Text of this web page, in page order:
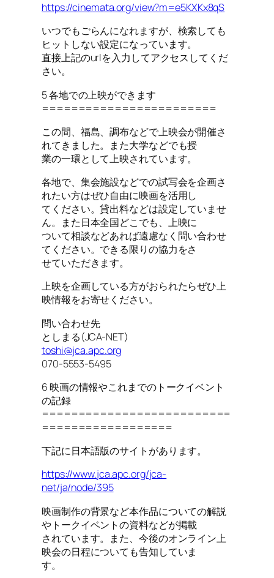
https://cinemata.org/view?m=e5KXKx8qS
いつでもごらんになれますが、検索しても
ヒットしない設定になっています。
直接上記のurlを入力してアクセスしてくだ
さい。
5 各地での上映ができます
========================
この間、福島、調布などで上映会が開催さ
れてきました。また大学などでも授
業の一環として上映されています。
各地で、集会施設などでの試写会を企画さ
れたい方はぜひ自由に映画を活用し
てください。貸出料などは設定していませ
ん。また日本全国どこでも、上映に
ついて相談などあれば遠慮なく問い合わせ
てください。できる限りの協力をさ
せていただきます。
上映を企画している方がおられたらぜひ上
映情報をお寄せください。
問い合わせ先
としまる(JCA-NET)
toshi@jca.apc.org
070-5553-5495
6 映画の情報やこれまでのトークイベント
の記録
==========================
==================
下記に日本語版のサイトがあります。
https://www.jca.apc.org/jca-
net/ja/node/395
映画制作の背景など本作品についての解説
やトークイベントの資料などが掲載
されています。また、今後のオンライン上
映会の日程についても告知していま
す。